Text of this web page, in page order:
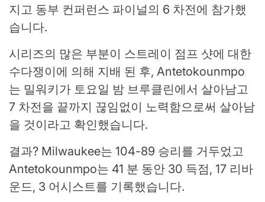
지고 동부 컨퍼런스 파이널의 6 차전에 참가했
습니다.
시리즈의 많은 부분이 스트레이 점프 샷에 대한
수다쟁이에 의해 지배 된 후, Antetokounmpo
는 밀워키가 토요일 밤 브루클린에서 살아남고
7 차전을 끝까지 끊임없이 노력함으로써 살아남
을 것이라고 확인했습니다.
결과? Milwaukee는 104-89 승리를 거두었고
Antetokounmpo는 41 분 동안 30 득점, 17 리바
운드, 3 어시스트를 기록했습니다.